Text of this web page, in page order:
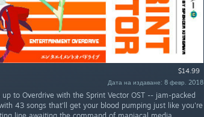
$14.99
Дата на издаване: 8 февр. 2018
up to Overdrive with the Sprint Vector OST -- jam-packed
43 songs that'll get your blood pumping just like you're